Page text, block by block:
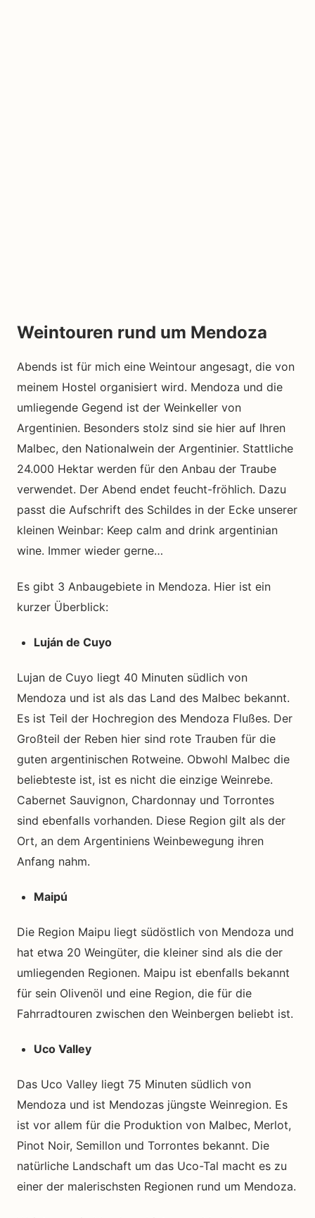
Weintouren rund um Mendoza
Abends ist für mich eine Weintour angesagt, die von
meinem Hostel organisiert wird. Mendoza und die
umliegende Gegend ist der Weinkeller von
Argentinien. Besonders stolz sind sie hier auf Ihren
Malbec, den Nationalwein der Argentinier. Stattliche
24.000 Hektar werden für den Anbau der Traube
verwendet. Der Abend endet feucht-fröhlich. Dazu
passt die Aufschrift des Schildes in der Ecke unserer
kleinen Weinbar: Keep calm and drink argentinian
wine. Immer wieder gerne…
Es gibt 3 Anbaugebiete in Mendoza. Hier ist ein
kurzer Überblick:
Luján de Cuyo
Lujan de Cuyo liegt 40 Minuten südlich von
Mendoza und ist als das Land des Malbec bekannt.
Es ist Teil der Hochregion des Mendoza Flußes. Der
Großteil der Reben hier sind rote Trauben für die
guten argentinischen Rotweine. Obwohl Malbec die
beliebteste ist, ist es nicht die einzige Weinrebe.
Cabernet Sauvignon, Chardonnay und Torrontes
sind ebenfalls vorhanden. Diese Region gilt als der
Ort, an dem Argentiniens Weinbewegung ihren
Anfang nahm.
Maipú
Die Region Maipu liegt südöstlich von Mendoza und
hat etwa 20 Weingüter, die kleiner sind als die der
umliegenden Regionen. Maipu ist ebenfalls bekannt
für sein Olivenöl und eine Region, die für die
Fahrradtouren zwischen den Weinbergen beliebt ist.
Uco Valley
Das Uco Valley liegt 75 Minuten südlich von
Mendoza und ist Mendozas jüngste Weinregion. Es
ist vor allem für die Produktion von Malbec, Merlot,
Pinot Noir, Semillon und Torrontes bekannt. Die
natürliche Landschaft um das Uco-Tal macht es zu
einer der malerischsten Regionen rund um Mendoza.